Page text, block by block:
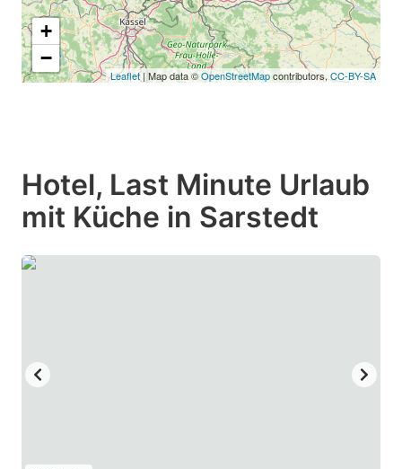
+
−
Leaflet| Map data ©OpenStreetMapcontributors,CC-BY-SA
Hotel, Last Minute Urlaub
mit Küche in Sarstedt